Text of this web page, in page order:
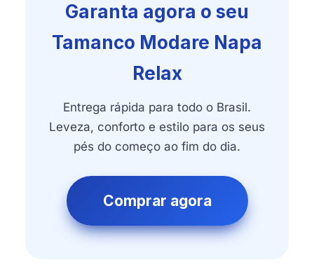
Garanta agora o seu
Tamanco Modare Napa
Relax
Entrega rápida para todo o Brasil.
Leveza, conforto e estilo para os seus
pés do começo ao fim do dia.
Comprar agora